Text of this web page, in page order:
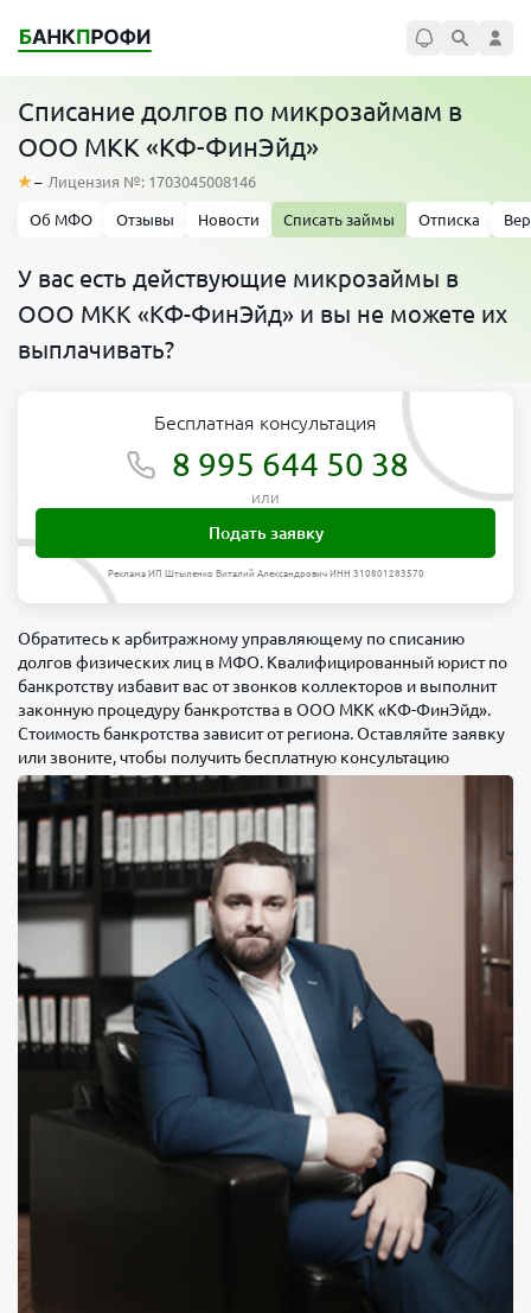
Списание долгов по микрозаймам в
ООО МКК «КФ-ФинЭйд»
– Лицензия №: 1703045008146
Об МФО Отзывы Новости Списать займы Отписка
У вас есть действующие микрозаймы в
ООО МКК «КФ-ФинЭйд» и вы не можете их
выплачивать?
Бесплатная консультация
8 995 644 50 38
или
Подать заявку
Реклама ИП Штыленко Виталий Александрович ИНН 310801283570
Обратитесь к арбитражному управляющему по списанию
долгов физических лиц в МФО. Квалифицированный юрист по
банкротству избавит вас от звонков коллекторов и выполнит
законную процедуру банкротства в ООО МКК «КФ-ФинЭйд».
Стоимость банкротства зависит от региона. Оставляйте заявку
или звоните, чтобы получить бесплатную консультацию